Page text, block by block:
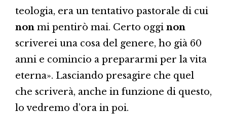
teologia, era un tentativo pastorale di cui
non mi pentirò mai. Certo oggi non
scriverei una cosa del genere, ho già 60
anni e comincio a prepararmi per la vita
eterna». Lasciando presagire che quel
che scriverà, anche in funzione di questo,
lo vedremo d’ora in poi.